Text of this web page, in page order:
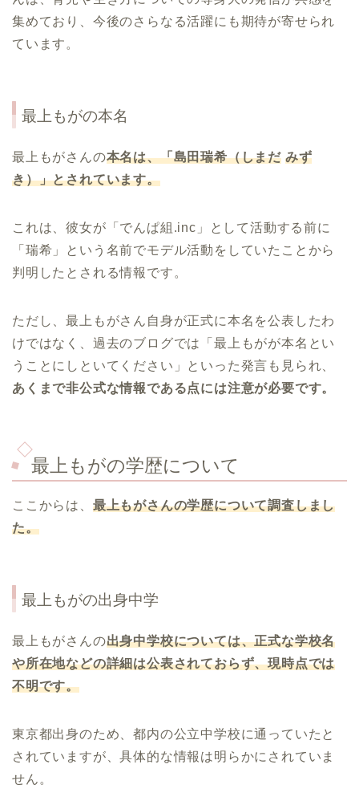
集めており、今後のさらなる活躍にも期待が寄せられ
ています。
最上もがの本名
最上もがさんの本名は、「島田瑞希（しまだ みず
き）」とされています。
これは、彼女が「でんぱ組.inc」として活動する前に
「瑞希」という名前でモデル活動をしていたことから
判明したとされる情報です。
ただし、最上もがさん自身が正式に本名を公表したわ
けではなく、過去のブログでは「最上もがが本名とい
うことにしといてください」といった発言も見られ、
あくまで非公式な情報である点には注意が必要です。
最上もがの学歴について
ここからは、 最上もがさんの学歴について調査しまし
た。
最上もがの出身中学
最上もがさんの出身中学校については、正式な学校名
や所在地などの詳細は公表されておらず、現時点では
不明です。
東京都出身のため、都内の公立中学校に通っていたと
されていますが、具体的な情報は明らかにされていま
せん。